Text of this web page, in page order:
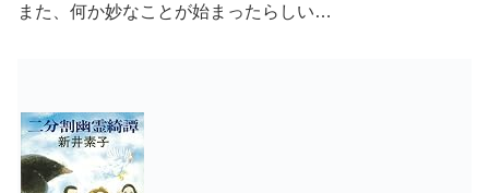
また、何か妙なことが始まったらしい…